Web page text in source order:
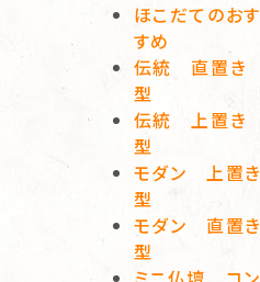
ほこだてのおす
すめ
伝統 直置き
型
伝統 上置き
型
モダン 上置き
型
モダン 直置き
型